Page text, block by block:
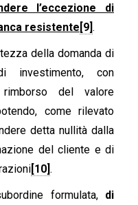
l’eccezione di
resistente [9].
della domanda di
investimento, con
rimborso del valore
come rilevato
detta nullità dalla
del cliente e di
[10].
formulata, di